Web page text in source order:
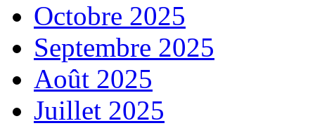
Octobre 2025
Septembre 2025
Août 2025
Juillet 2025